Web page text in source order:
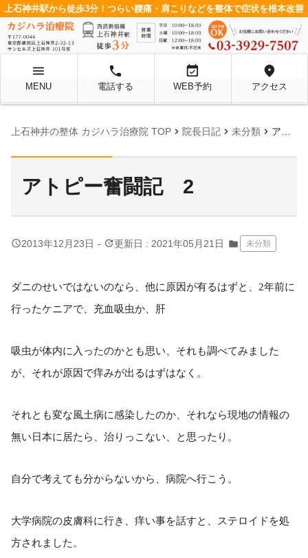
上石神井駅から徒歩3分！つらい腰痛・肩こりなどを整体で症状を根本改善
menu
MENU
local_phone
電話する
event_available
WEB予約
location_on
アクセス
上石神井の整体 カジハラ治療院 TOP chevron_right 院長日記 chevron_right 未分類 chevron_right アトピー奮闘記 2
アトピー奮闘記 2
query_builder2013年12月23日 - update更新日 : 2021年05月21日 folder 未分類
ダニのせいではないのなら、他に原因が有るはずと、 2年前に
行ったケニアで、充血吸虫か、肝
吸虫が体内に入ったのかとも思い、それも調べてみました
が、それが原因で痒みが出るはずはなく。
それとも変な風土病に感染したのか、それなら現地の情報の
無い日本に居たら、治りっこない、と思ったり。
自分で考えても分からないから、病院へ行こう。
大学病院の皮膚科に行き、痒い事を話すと、ステロイドを処
方されました。